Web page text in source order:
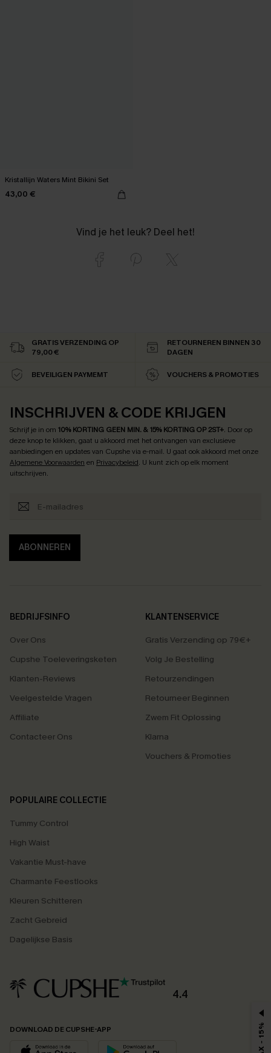
Kristallijn Waters Mint Bikini Set
43,00 €
Vind je het leuk? Deel het!
GRATIS VERZENDING OP
79,00 €
RETOURNEREN BINNEN 30
DAGEN
BEVEILIGEN PAYMEMT VOUCHERS & PROMOTIES
INSCHRIJVEN & CODE KRIJGEN
Schrijf je in om 10% KORTING GEEN MIN. & 15% KORTING OP 2ST+. Door op
deze knop te klikken, gaat u akkoord met het ontvangen van exclusieve
aanbiedingen en updates van Cupshe via e-mail. U gaat ook akkoord met onze
Algemene Voorwaarden en Privacybeleid. U kunt zich op elk moment
uitschrijven.
ABONNEREN
BEDRIJFSINFO
Over Ons
Cupshe Toeleveringsketen
Klanten-Reviews
Veelgestelde Vragen
Affiliate
Contacteer Ons
KLANTENSERVICE
Gratis Verzending op 79€+
Volg Je Bestelling
Retourzendingen
Retourneer Beginnen
Zwem Fit Oplossing
Klarna
Vouchers & Promoties
POPULAIRE COLLECTIE
Tummy Control
High Waist
Vakantie Must-have
Charmante Feestlooks
Kleuren Schitteren
Zacht Gebreid
Dagelijkse Basis
4.4
DOWNLOAD DE CUPSHE-APP MAX - 15%